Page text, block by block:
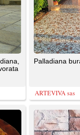
autori. E' proibita la